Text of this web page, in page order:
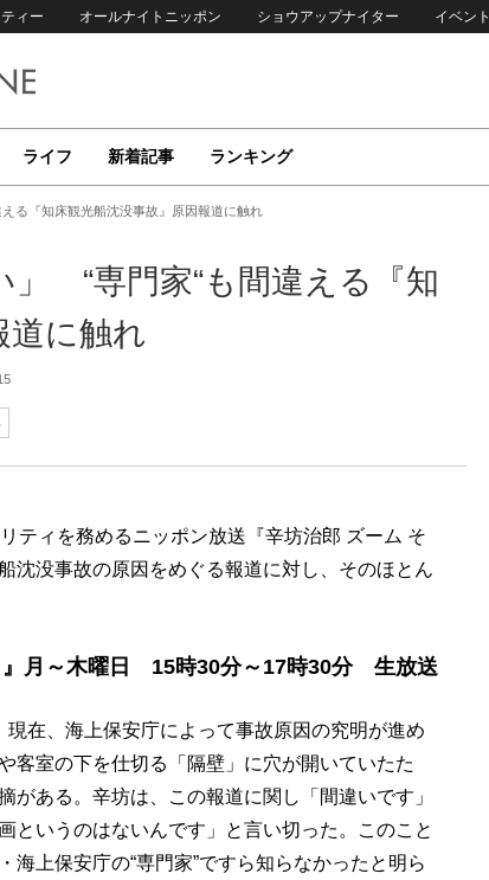
ィー オールナイトニッポン ショウアップナイター イベント
ライフ 新着記事 ランキング
る『知床観光船沈没事故』原因報道に触れ
」 “専門家“も間違える『知
道に触れ
ティを務めるニッポン放送『辛坊治郎 ズーム そ
沈没事故の原因をめぐる報道に対し、そのほとん
』月～木曜日 15時30分～17時30分 生放送
在、海上保安庁によって事故原因の究明が進め
客室の下を仕切る「隔壁」に穴が開いていたた
ある。辛坊は、この報道に関し「間違いです」
というのはないんです」と言い切った。このこと
上保安庁の“専門家”ですら知らなかったと明ら